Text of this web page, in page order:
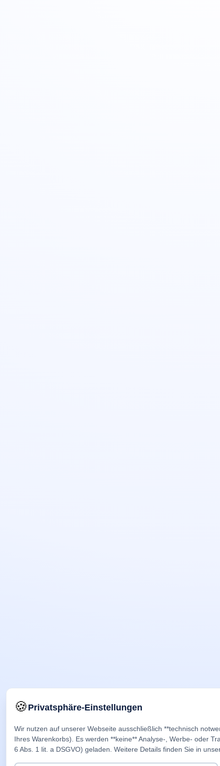
🍪Privatsphäre-Einstellungen
Wir nutzen auf unserer Webseite ausschließlich **technisch
Ihres Warenkorbs). Es werden **keine** Analyse-, Werbe- oder
6 Abs. 1 lit. a DSGVO) geladen. Weitere Details finden Sie in